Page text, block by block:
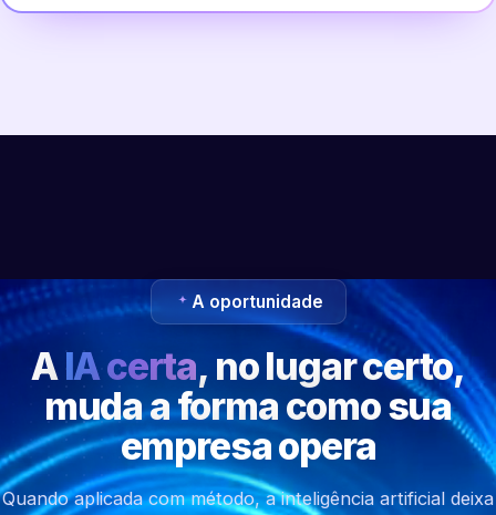
A oportunidade
AIA certa, no lugar certo,
muda a forma como sua
empresa opera
Quando aplicada com método, a inteligência artificial deixa